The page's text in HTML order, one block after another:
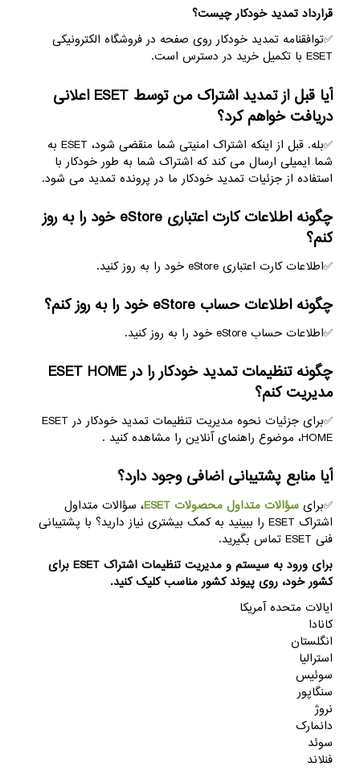
قرارداد تمدید خودکار چیست؟
✅توافقنامه تمدید خودکار روی صفحه در فروشگاه الکترونیکی
ESET با تکمیل خرید در دسترس است.
آیا قبل از تمدید اشتراک من توسط ESET اعلانی
دریافت خواهم کرد؟
✅بله. قبل از اینکه اشتراک امنیتی شما منقضی شود، ESET به
شما ایمیلی ارسال می کند که اشتراک شما به طور خودکار با
استفاده از جزئیات تمدید خودکار ما در پرونده تمدید می شود.
چگونه اطلاعات کارت اعتباری eStore خود را به روز
کنم؟
✅اطلاعات کارت اعتباری eStore خود را به روز کنید.
چگونه اطلاعات حساب eStore خود را به روز کنم؟
✅اطلاعات حساب eStore خود را به روز کنید.
چگونه تنظیمات تمدید خودکار را در ESET HOME
مدیریت کنم؟
✅برای جزئیات نحوه مدیریت تنظیمات تمدید خودکار در ESET
HOME، موضوع راهنمای آنلاین را مشاهده کنید .
آیا منابع پشتیبانی اضافی وجود دارد؟
✅برای سؤالات متداول محصولات ESET
، سؤالات متداول
اشتراک
ESET را ببینید به کمک بیشتری نیاز دارید؟ با پشتیبانی
فنی ESET تماس بگیرید.
برای ورود به سیستم و مدیریت تنظیمات اشتراک ESET برای
کشور خود، روی پیوند کشور مناسب کلیک کنید.
ایالات متحده آمریکا
کانادا
انگلستان
استرالیا
سوئیس
سنگاپور
نروژ
دانمارک
سوئد
فنلاند